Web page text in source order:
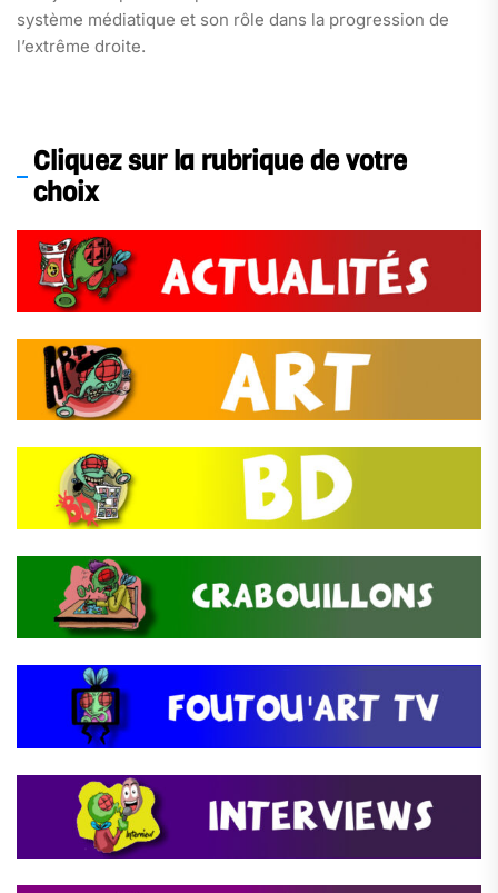
système médiatique et son rôle dans la progression de
l’extrême droite.
Cliquez sur la rubrique de votre
choix